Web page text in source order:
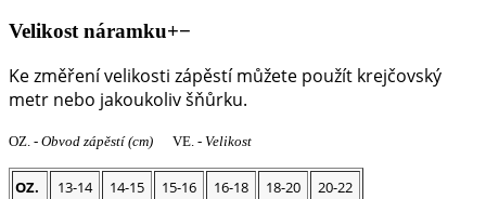
Velikost náramku+−
Ke změření velikosti zápěstí můžete použít krejčovský
metr nebo jakoukoliv šňůrku.
OZ. - Obvod zápěstí(cm) VE. - Velikost
OZ. 13-14 14-15 15-16 16-18 18-20
20-22